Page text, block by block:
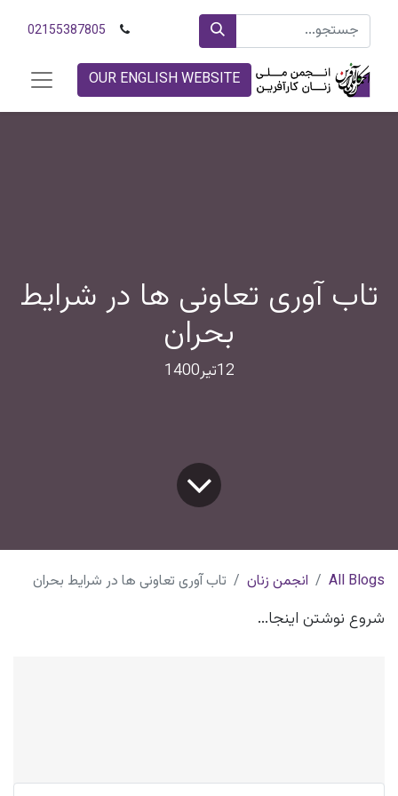
02155387805
OUR ENGLISH WEBSITE
تاب آوری تعاونی ها در شرایط
بحران
12تیر1400
All Blogs انجمن زنان تاب آوری تعاونی ها در شرایط بحران
شروع نوشتن اینجا...